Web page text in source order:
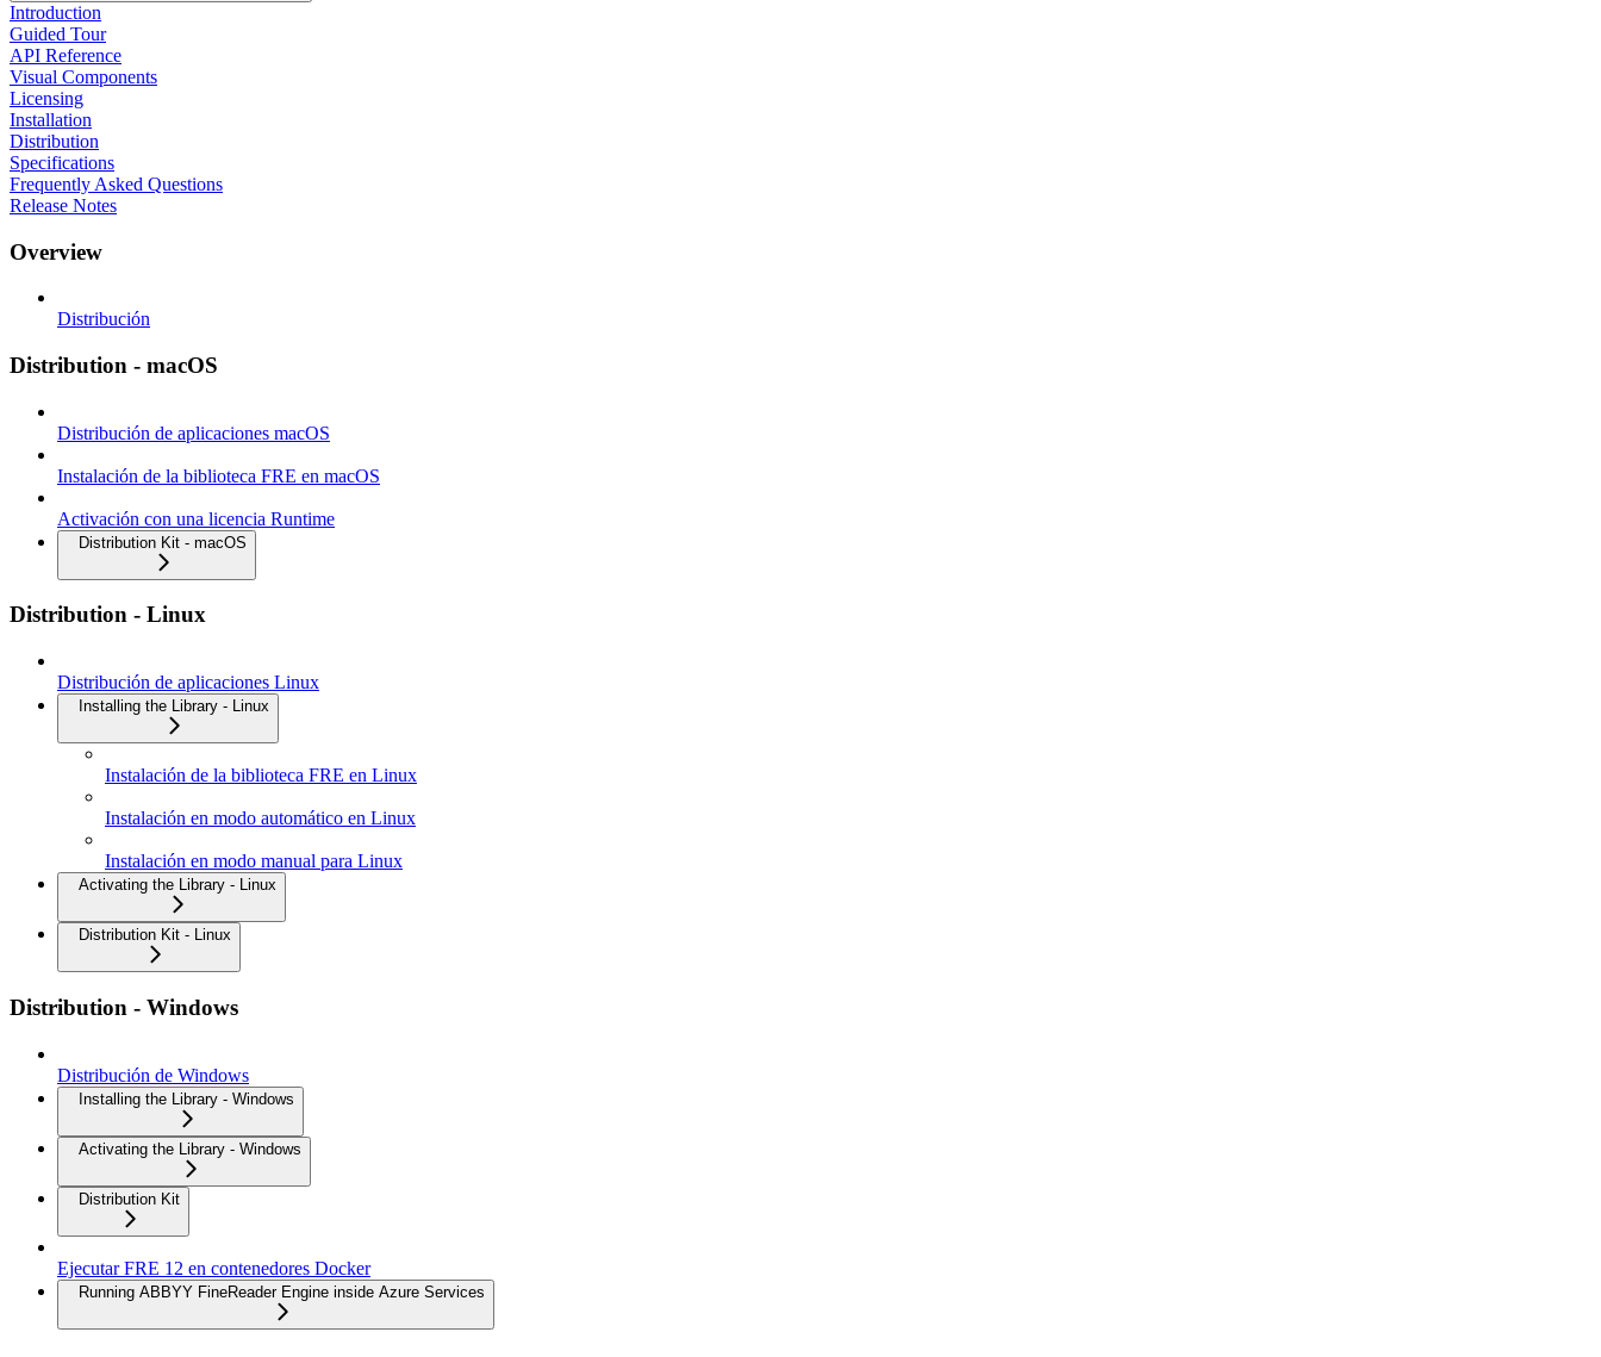
Introduction
Guided Tour
API Reference
Visual Components
Licensing
Installation
Distribution
Specifications
Frequently Asked Questions
Release Notes
Overview
Distribución
Distribution - macOS
Distribución de aplicaciones macOS
Instalación de la biblioteca FRE en macOS
Activación con una licencia Runtime
Distribution Kit - macOS
Distribution - Linux
Distribución de aplicaciones Linux
Installing the Library - Linux
Instalación de la biblioteca FRE en Linux
Instalación en modo automático en Linux
Instalación en modo manual para Linux
Activating the Library - Linux
Distribution Kit - Linux
Distribution - Windows
Distribución de Windows
Installing the Library - Windows
Activating the Library - Windows
Distribution Kit
Ejecutar FRE 12 en contenedores Docker
Running ABBYY FineReader Engine inside Azure Services